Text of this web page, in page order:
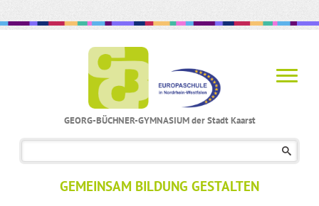
GEORG-BÜCHNER-GYMNASIUM der Stadt Kaarst
GEMEINSAM BILDUNG GESTALTEN